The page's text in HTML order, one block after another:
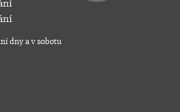
dny a v sobotu